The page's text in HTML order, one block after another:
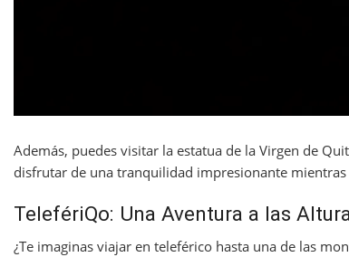
Además, puedes visitar la estatua de la Virgen de
disfrutar de una tranquilidad impresionante mientras
TelefériQo: Una Aventura a las
¿Te imaginas viajar en teleférico hasta una de las